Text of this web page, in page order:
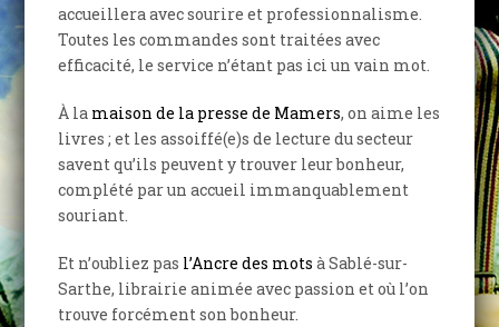
accueillera avec sourire et professionnalisme.
Toutes les commandes sont traitées avec
efficacité, le service n’étant pas ici un vain mot.
À la maison de la presse de Mamers, on aime les
livres ; et les assoiffé(e)s de lecture du secteur
savent qu’ils peuvent y trouver leur bonheur,
complété par un accueil immanquablement
souriant.
Et n’oubliez pas l’Ancre des motsà Sablé-sur-
Sarthe, librairie animée avec passion et où l’on
trouve forcément son bonheur.